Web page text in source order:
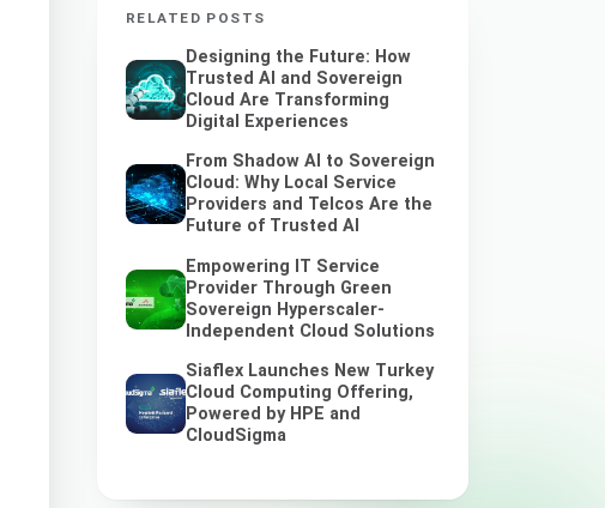
RELATED POSTS
Designing the Future: How
Trusted AI and Sovereign
Cloud Are Transforming
Digital Experiences
From Shadow AI to Sovereign
Cloud: Why Local Service
Providers and Telcos Are the
Future of Trusted AI
Empowering IT Service
Provider Through Green
Sovereign Hyperscaler-
Independent Cloud Solutions
Siaflex Launches New Turkey
Cloud Computing Offering,
Powered by HPE and
CloudSigma